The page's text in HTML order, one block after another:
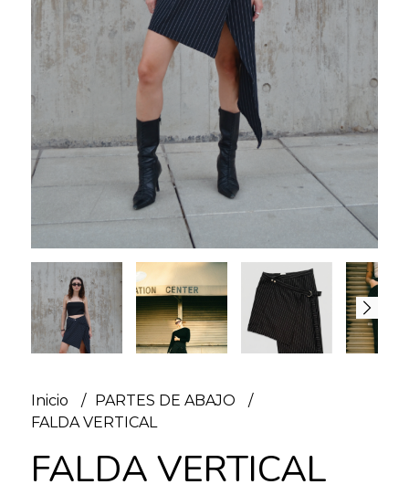
Inicio
PARTES DE ABAJO
FALDA VERTICAL
FALDA VERTICAL